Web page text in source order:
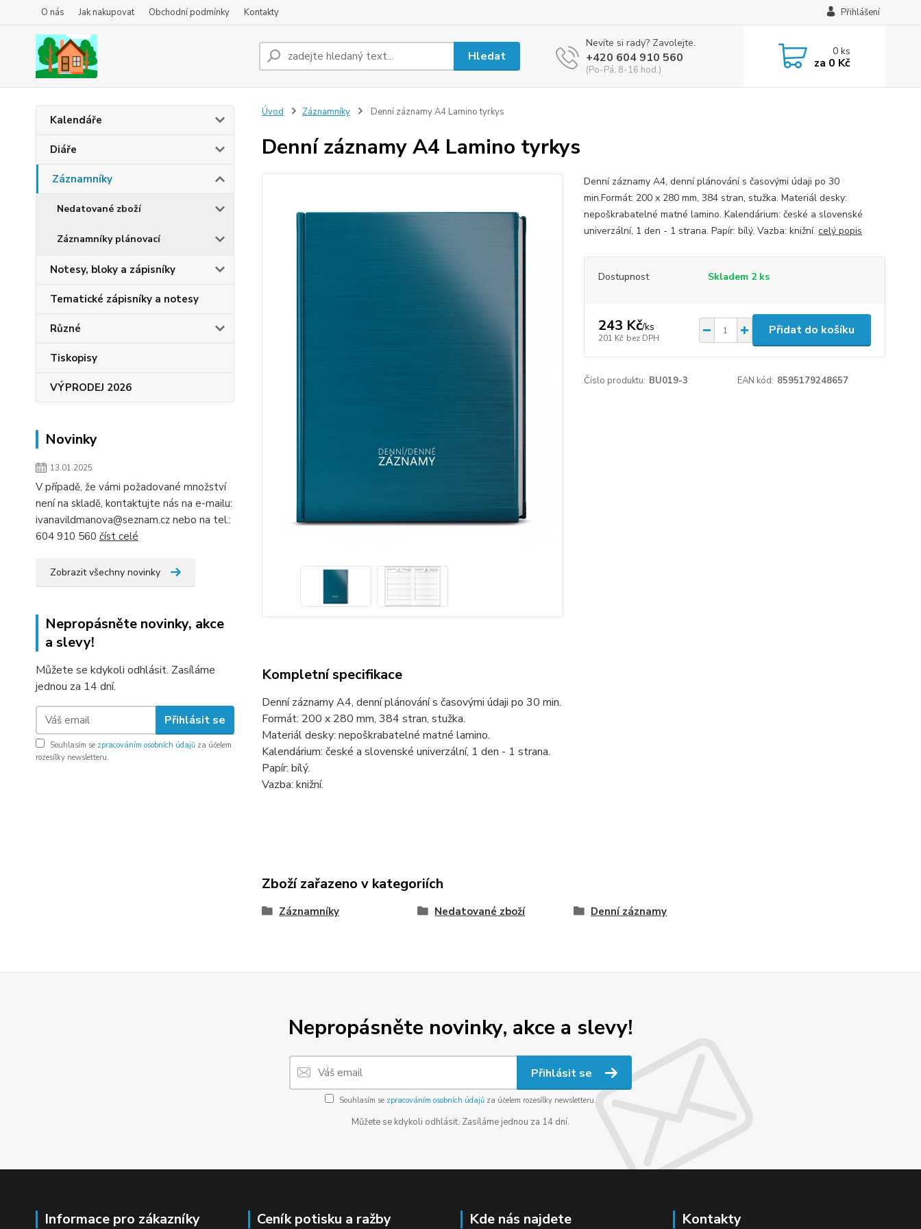
O nás Jak nakupovat Obchodní podmínky Kontakty Přihlášení
Hledat
Nevíte si rady? Zavolejte.
+420 604 910 560
(Po-Pá, 8-16 hod.)
0ks
za 0 Kč
Kalendáře
Diáře
Záznamníky
Nedatované zboží
Záznamníky plánovací
Notesy, bloky a zápisníky
Tematické zápisníky a notesy
Různé
Tiskopisy
VÝPRODEJ 2026
Novinky
13.01.2025
V případě, že vámi požadované množství
není na skladě, kontaktujte nás na e-mailu:
ivanavildmanova@seznam.cz nebo na tel.:
604 910 560 číst celé
Zobrazit všechny novinky
Nepropásněte novinky, akce
a slevy!
Můžete se kdykoli odhlásit. Zasíláme
jednou za 14 dní.
Přihlásit se
Souhlasím se zpracováním osobních údajů za účelem
rozesílky newsletteru.
Úvod Záznamníky Denní záznamy A4 Lamino tyrkys
Denní záznamy A4 Lamino tyrkys
Denní záznamy A4, denní plánování s časovými údaji po 30
min.Formát: 200 x 280 mm, 384 stran, stužka. Materiál desky:
nepoškrabatelné matné lamino. Kalendárium: české a slovenské
univerzální, 1 den - 1 strana. Papír: bílý. Vazba: knižní. celý popis
Dostupnost Skladem 2 ks
243 Kč/ks
201 Kč bez DPH
Přidat do košíku
Číslo produktu: BU019-3 EAN kód: 8595179248657
Kompletní specifikace
Denní záznamy A4, denní plánování s časovými údaji po 30 min.
Formát: 200 x 280 mm, 384 stran, stužka.
Materiál desky: nepoškrabatelné matné lamino.
Kalendárium: české a slovenské univerzální, 1 den - 1 strana.
Papír: bílý.
Vazba: knižní.
Zboží zařazeno v kategoriích
Záznamníky Nedatované zboží Denní záznamy
Nepropásněte novinky, akce a slevy!
Přihlásit se
Souhlasím se zpracováním osobních údajů za účelem rozesílky newsletteru.
Můžete se kdykoli odhlásit. Zasíláme jednou za 14 dní.
Informace pro zákazníky Ceník potisku a ražby Kde nás najdete Kontakty